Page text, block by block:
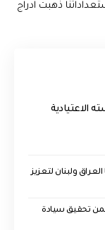
ذهبت ادراج
الاعتيادية
ولبنان لتعزيز
تحقيق سيادة